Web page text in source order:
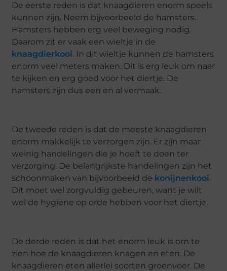
De eerste reden is dat knaagdieren enorm speels
kunnen zijn. Neem bijvoorbeeld de hamsters.
Hamsters hebben erg veel beweging nodig.
Daarom zit er vaak een wieltje in de
knaagdierkooi. In dit wieltje kunnen de hamsters
enorm veel meters maken. Dit is erg leuk om naar
te kijken en erg goed voor het diertje. De
hamsters zijn dus een en al vermaak.
De tweede reden is dat de meeste knaagdieren
enorm makkelijk te verzorgen zijn. Er zijn maar
weinig handelingen die je hoeft te doen ter
verzorging. De belangrijkste handelingen zijn het
schoonmaken van bijvoorbeeld de konijnenkooi.
Dit moet wel zorgvuldig gebeuren, want je wilt
wel de hygiëne op orde hebben voor het diertje.
De derde reden is dat het enorm leuk is om te
zien hoe de knaagdieren knagen en eten. De
knaagdieren eten allerlei soorten groenvoer. De